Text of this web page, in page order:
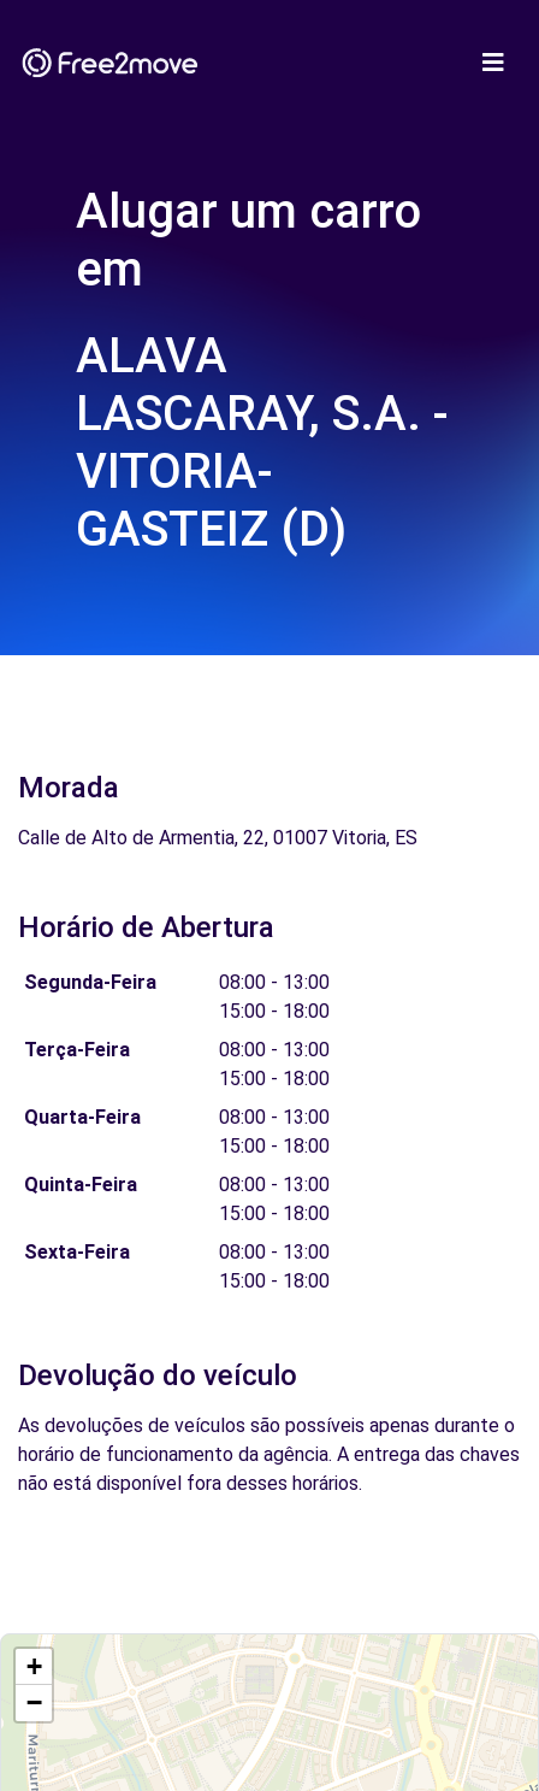
Alugar um carro
em
ALAVA
LASCARAY, S.A. -
VITORIA-
GASTEIZ (D)
Morada
Calle de Alto de Armentia, 22, 01007 Vitoria, ES
Horário de Abertura
Segunda-Feira
08:00 - 13:00
15:00 - 18:00
Terça-Feira
08:00 - 13:00
15:00 - 18:00
Quarta-Feira
08:00 - 13:00
15:00 - 18:00
Quinta-Feira
08:00 - 13:00
15:00 - 18:00
Sexta-Feira
08:00 - 13:00
15:00 - 18:00
Devolução do veículo
As devoluções de veículos são possíveis apenas durante o
horário de funcionamento da agência. A entrega das chaves
não está disponível fora desses horários.
+
−